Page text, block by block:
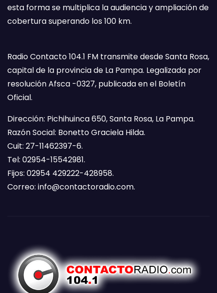
esta forma se multiplica la audiencia y ampliación de
cobertura superando los 100 km.
Radio Contacto 104.1 FM transmite desde Santa Rosa,
capital de la provincia de La Pampa. Legalizada por
resolución Afsca -0327, publicada en el Boletín
Oficial.
Dirección: Pichihuinca 650, Santa Rosa, La Pampa.
Razón Social: Bonetto Graciela Hilda.
Cuit: 27-11462397-6.
Tel: 02954-15542981.
Fijos: 02954 429222-428958.
Correo: info@contactoradio.com.